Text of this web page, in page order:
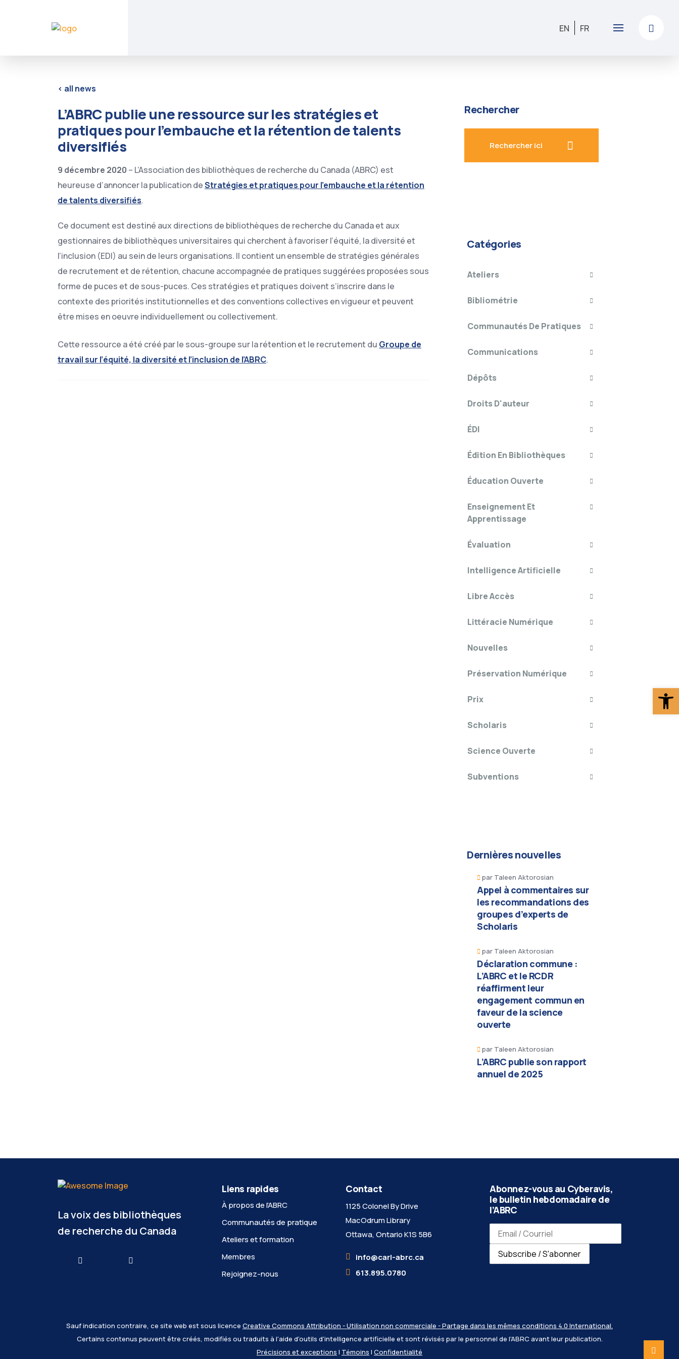
EN FR
< all news
L’ABRC publie une ressource sur les stratégies et
pratiques pour l’embauche et la rétention de talents
diversifiés
9 décembre 2020 – L’Association des bibliothèques de recherche du Canada (ABRC) est
heureuse d’annoncer la publication deStratégies et pratiques pour l’embauche et la rétention
de talents diversifiés.
Ce document est destiné aux directions de bibliothèques de recherche du Canada et aux
gestionnaires de bibliothèques universitaires qui cherchent à favoriser l’équité, la diversité et
l’inclusion (EDI) au sein de leurs organisations. Il contient un ensemble de stratégies générales
de recrutement et de rétention, chacune accompagnée de pratiques suggérées proposées sous
forme de puces et de sous-puces. Ces stratégies et pratiques doivent s’inscrire dans le
contexte des priorités institutionnelles et des conventions collectives en vigueur et peuvent
être mises en oeuvre individuellement ou collectivement.
Cette ressource a été créé par le sous-groupe sur la rétention et le recrutement du Groupe de
travail sur l’équité, la diversité et l’inclusion de l’ABRC.
Rechercher
Catégories
Ateliers
Bibliométrie
Communautés De Pratiques
Communications
Dépôts
Droits D'auteur
ÉDI
Édition En Bibliothèques
Éducation Ouverte
Enseignement Et
Apprentissage
Évaluation
Intelligence Artificielle
Libre Accès
Littéracie Numérique
Nouvelles
Préservation Numérique
Prix
Scholaris
Science Ouverte
Subventions
Dernières nouvelles
par Taleen Aktorosian
Appel à commentaires sur
les recommandations des
groupes d’experts de
Scholaris
par Taleen Aktorosian
Déclaration commune :
L’ABRC et le RCDR
réaffirment leur
engagement commun en
faveur de la science
ouverte
par Taleen Aktorosian
L’ABRC publie son rapport
annuel de 2025
La voix des bibliothèques
de recherche du Canada
Liens rapides
À propos de l’ABRC
Communautés de pratique
Ateliers et formation
Membres
Rejoignez-nous
Contact
1125 Colonel By Drive
MacOdrum Library
Ottawa, Ontario K1S 5B6
info@carl-abrc.ca
613.895.0780
Abonnez-vous au Cyberavis,
le bulletin hebdomadaire de
l’ABRC
Email address / Adresse e-mail
Subscribe / S'abonner
Sauf indication contraire, ce site web est sous licence Creative Commons Attribution - Utilisation non commerciale - Partage dans les mêmes conditions 4.0 International.
Certains contenus peuvent être créés, modifiés ou traduits à l'aide d'outils d'intelligence artificielle et sont révisés par le personnel de l'ABRC avant leur publication.
Précisions et exceptions | Témoins | Confidentialité